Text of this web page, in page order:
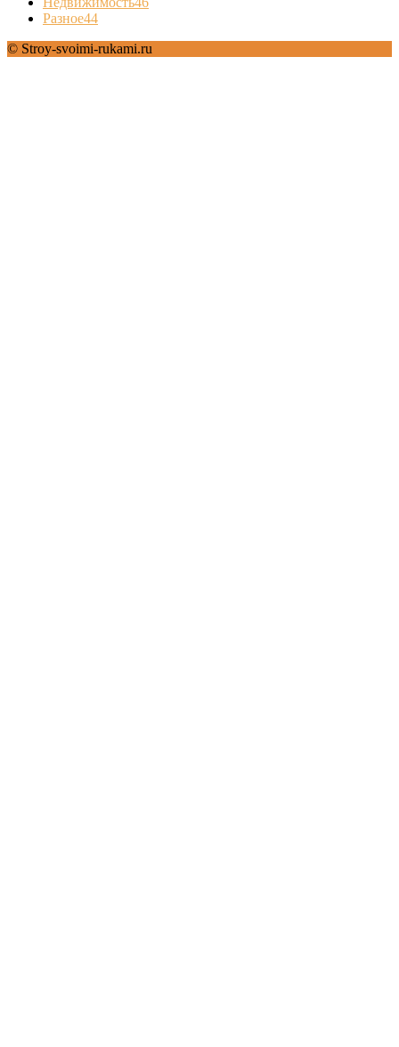
Разное44
© Stroy-svoimi-rukami.ru